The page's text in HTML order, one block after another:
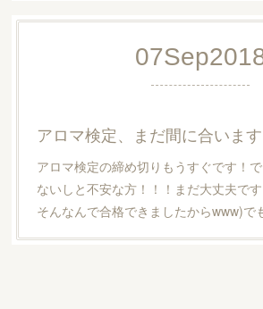
07Sep
アロマ検定、まだ間に合います
アロマ検定の締め切りもうすぐです！
ないしと不安な方！！！まだ大丈夫です
そんなんで合格できましたからwww)